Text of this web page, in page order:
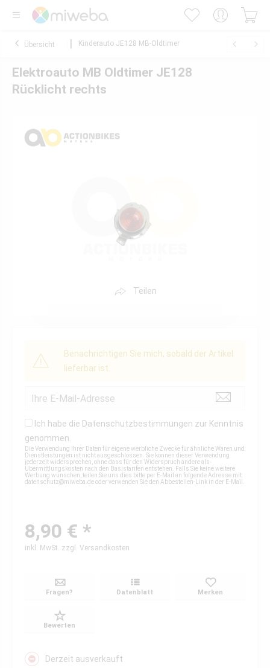
Übersicht Kinderauto JE128 MB-Oldtimer
Elektroauto MB Oldtimer JE128
Rücklicht rechts
Teilen
Benachrichtigen Sie mich, sobald der Artikel
lieferbar ist.
Ich habe die Datenschutzbestimmungen zur Kenntnis
genommen.
Die Verwendung Ihrer Daten für eigene werbliche Zwecke für ähnliche Waren und
Dienstleistungen ist nicht ausgeschlossen. Sie können dieser Verwendung
jederzeit widersprechen, ohne dass für den Widerspruch andere als
Übermittlungskosten nach den Basistarifen entstehen. Falls Sie keine weitere
Werbung wünschen, teilen Sie uns dies bitte per E-Mail an folgende Adresse mit:
datenschutz@miweba.deoder verwenden Sie den Abbestellen-Link in der E-Mail.
8,90 € *
inkl. MwSt. zzgl. Versandkosten
Fragen? Datenblatt Merken
Bewerten
Derzeit ausverkauft